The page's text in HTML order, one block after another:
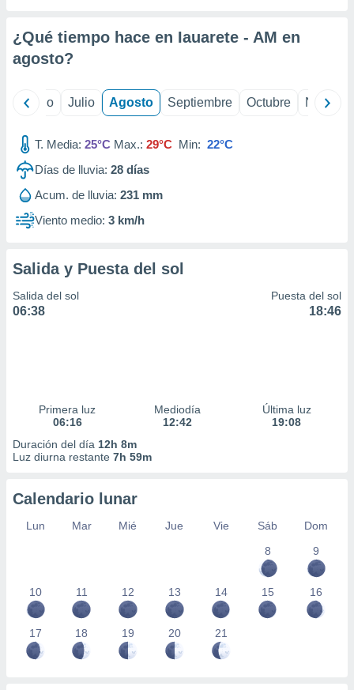
e
de
¿Qué tiempo hace en Iauarete - AM en
agosto?
Junio Julio Agosto Septiembre Octubre
T. Media: 25°C Max.: 29°C Min: 22°C
Días de lluvia: 28 días
Acum. de lluvia: 231 mm
Viento medio: 3 km/h
Salida y Puesta del sol
Salida del sol
06:38
Puesta del sol
18:46
Primera luz
06:16
Mediodía
12:42
Última luz
19:08
Duración del día 12h 8m
Luz diurna restante 7h 59m
Calendario lunar
Lun Mar Mié Jue Vie Sáb
Dom
8
9
10 11 12 13 14 15 16
17 18 19 20 21